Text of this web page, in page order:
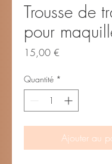
Trousse de
pour
15,00 €
Quantité *
Ajouter au